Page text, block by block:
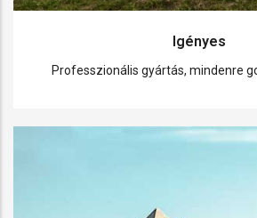
Igényes
Professzionális gyártás, mindenre